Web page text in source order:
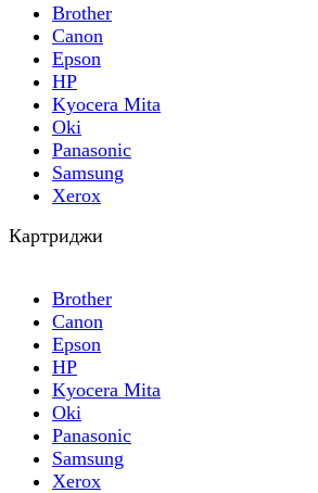
Brother
Canon
Epson
HP
Kyocera Mita
Oki
Panasonic
Samsung
Xerox
Картриджи
Brother
Canon
Epson
HP
Kyocera Mita
Oki
Panasonic
Samsung
Xerox